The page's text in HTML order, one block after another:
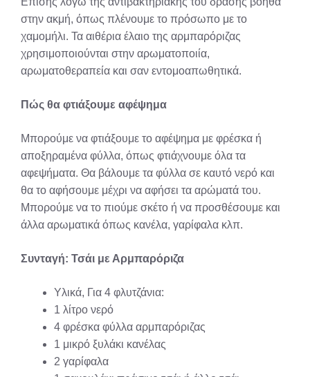
στην ακμή, όπως πλένουμε το πρόσωπο με το
χαμομήλι. Τα αιθέρια έλαιο της αρμπαρόριζας
χρησιμοποιούνται στην αρωματοποιία,
αρωματοθεραπεία και σαν εντομοαπωθητικά.
Πώς θα φτιάξουμε αφέψημα
Μπορούμε να φτιάξουμε το αφέψημα με φρέσκα ή
αποξηραμένα φύλλα, όπως φτιάχνουμε όλα τα
αφεψήματα. Θα βάλουμε τα φύλλα σε καυτό νερό και
θα το αφήσουμε μέχρι να αφήσει τα αρώματά του.
Μπορούμε να το πιούμε σκέτο ή να προσθέσουμε και
άλλα αρωματικά όπως κανέλα, γαρίφαλα κλπ.
Συνταγή: Τσάι με Αρμπαρόριζα
Υλικά, Για 4 φλυτζάνια:
1 λίτρο νερό
4 φρέσκα φύλλα αρμπαρόριζας
1 μικρό ξυλάκι κανέλας
2 γαρίφαλα